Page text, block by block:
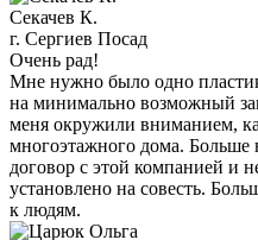
Секачев К.
г. Сергиев Посад
Очень рад!
Мне нужно было одно
на минимально возможный
меня окружили вниманием,
многоэтажного дома. Больше
договор с этой компанией и
установлено на совесть.
к людям.